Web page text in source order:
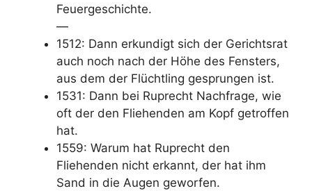
Feuergeschichte.
—
1512: Dann erkundigt sich der Gerichtsrat
auch noch nach der Höhe des Fensters,
aus dem der Flüchtling gesprungen ist.
1531: Dann bei Ruprecht Nachfrage, wie
oft der den Fliehenden am Kopf getroffen
hat.
1559: Warum hat Ruprecht den
Fliehenden nicht erkannt, der hat ihm
Sand in die Augen geworfen.